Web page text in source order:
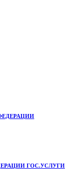
ГОС.УСЛУГИ